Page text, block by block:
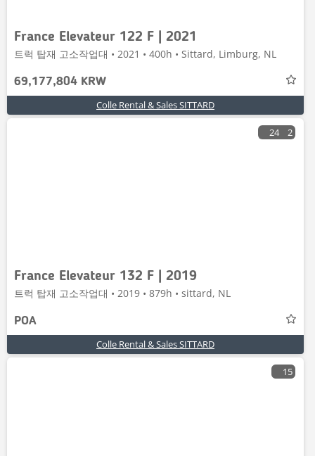
France Elevateur 122 F | 2021
트럭 탑재 고소작업대 • 2021 • 400h • Sittard, Limburg, NL
69,177,804 KRW
Colle Rental & Sales SITTARD
24 2
France Elevateur 132 F | 2019
트럭 탑재 고소작업대 • 2019 • 879h • sittard, NL
POA
Colle Rental & Sales SITTARD
15